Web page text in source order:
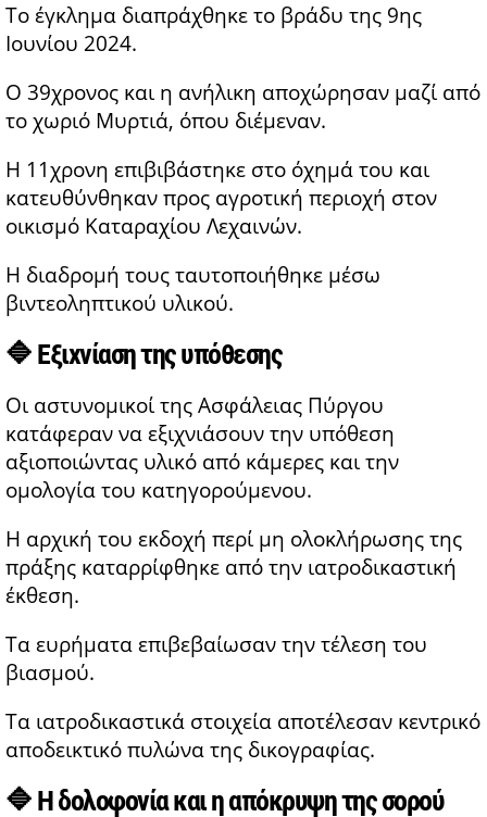
Το έγκλημα διαπράχθηκε το βράδυ της 9ης
Ιουνίου 2024.
Ο 39χρονος και η ανήλικη αποχώρησαν μαζί από
το χωριό Μυρτιά, όπου διέμεναν.
Η 11χρονη επιβιβάστηκε στο όχημά του και
κατευθύνθηκαν προς αγροτική περιοχή στον
οικισμό Καταραχίου Λεχαινών.
Η διαδρομή τους ταυτοποιήθηκε μέσω
βιντεοληπτικού υλικού.
🔷 Εξιχνίαση της υπόθεσης
Οι αστυνομικοί της Ασφάλειας Πύργου
κατάφεραν να εξιχνιάσουν την υπόθεση
αξιοποιώντας υλικό από κάμερες και την
ομολογία του κατηγορούμενου.
Η αρχική του εκδοχή περί μη ολοκλήρωσης της
πράξης καταρρίφθηκε από την ιατροδικαστική
έκθεση.
Τα ευρήματα επιβεβαίωσαν την τέλεση του
βιασμού.
Τα ιατροδικαστικά στοιχεία αποτέλεσαν κεντρικό
αποδεικτικό πυλώνα της δικογραφίας.
🔷 Η δολοφονία και η απόκρυψη της σορού